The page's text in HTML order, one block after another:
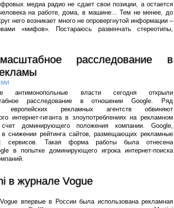
медиа радио не сдает свои позиции, а остается
на работе, дома, в машине... Тем не менее, до
него возникает много не опровергнутой информации –
«мифов». Постараюсь развенчать стереотипы,
расследование в
антимонопольные власти сегодня открыли
расследование в отношении Google. Ряд
европейских рекламных агентств обвиняют
интернет-гиганта в злоупотреблениях на рекламном
доминирующего положения компании. Google,
в снижении рейтинга сайтов, размещающих рекламные
сервисов. Такая форма работы была отнесена
в попытке доминирующего игрока интернет-поиска
в журнале Vogue
впервые в России была использована рекламная